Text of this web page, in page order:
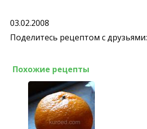
03.02.2008
Поделитесь рецептом с друзьями:
Похожие рецепты